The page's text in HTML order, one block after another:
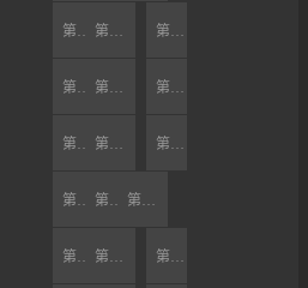
第16集
第17集 第18集
第19集 第20集
第21集
第22集 第23集 第24集
第25集 第26集 第27集
第28集
第29集 第30集